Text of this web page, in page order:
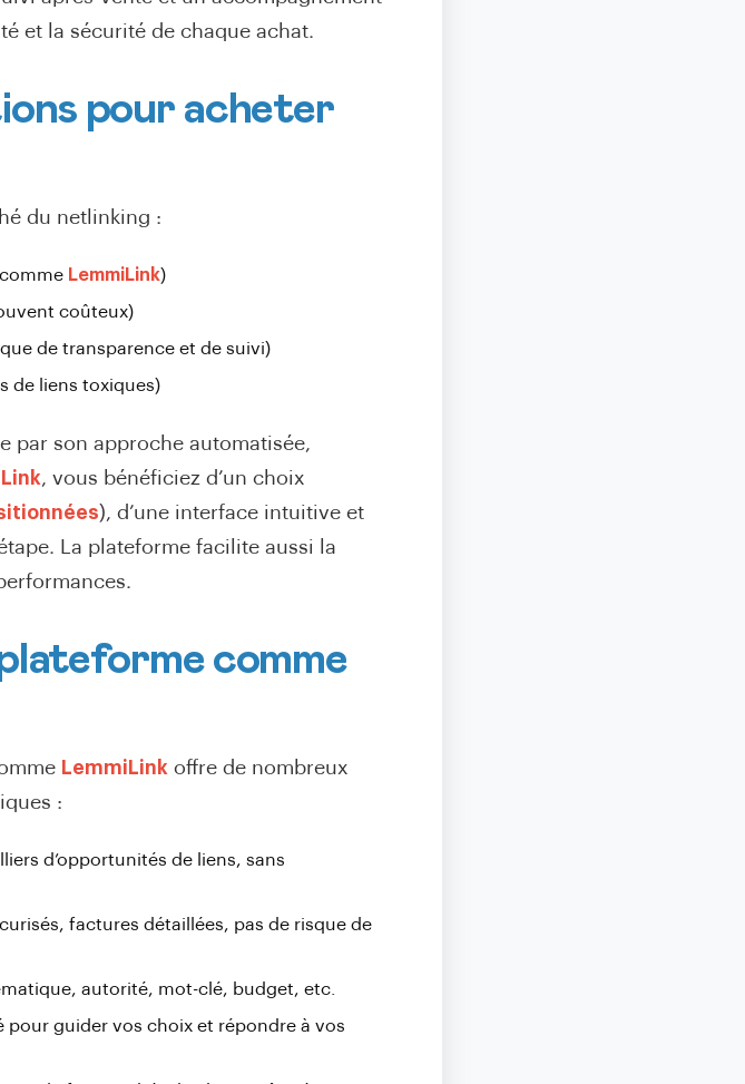
et la sécurité de chaque achat.
pour acheter
du netlinking :
LemmiLink)
coûteux)
de transparence et de suivi)
de liens toxiques)
par son approche automatisée,
, vous bénéficiez d’un choix
), d’une interface intuitive et
La plateforme facilite aussi la
comme
LemmiLink offre de nombreux
:
d’opportunités de liens, sans
factures détaillées, pas de risque de
autorité, mot-clé, budget, etc.
pour guider vos choix et répondre à vos